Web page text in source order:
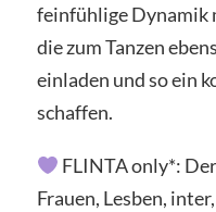
feinfühlige
die zum Tanzen
einladen und so ein
schaffen.
FLINTA only*:
Frauen, Lesben,